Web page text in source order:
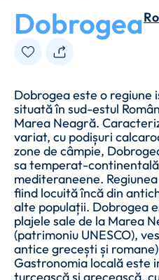
Dobrogea
Dobrogea este o regiune
situată în sud-estul
Marea Neagră.
variat, cu podișuri
zone de câmpie,
sa temperat-
mediteraneene.
fiind locuită încă din
alte populații. Dobrogea
plajele sale de la Marea
(patrimoniu UNESCO),
antice grecești și
Gastronomia locală este